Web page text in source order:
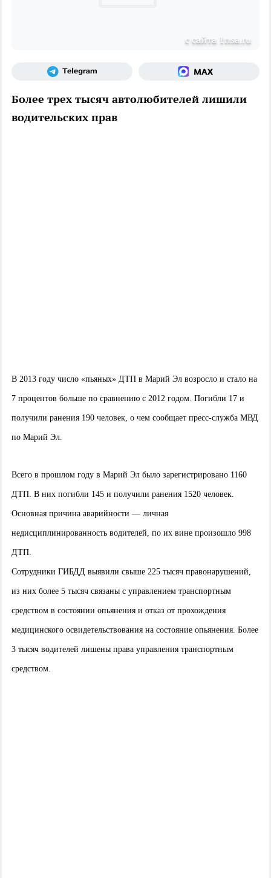
с сайта 1nsa.ru
Более трех тысяч автолюбителей лишили
водительских прав
В 2013 году число «пьяных» ДТП в Марий Эл возросло и стало на
7 процентов больше по сравнению с 2012 годом. Погибли 17 и
получили ранения 190 человек, о чем сообщает пресс-служба МВД
по Марий Эл.
Всего в прошлом году в Марий Эл было зарегистрировано 1160
ДТП. В них погибли 145 и получили ранения 1520 человек.
Основная причина аварийности — личная
недисциплинированность водителей, по их вине произошло 998
ДТП.
Сотрудники ГИБДД выявили свыше 225 тысяч правонарушений,
из них более 5 тысяч связаны с управлением транспортным
средством в состоянии опьянения и отказ от прохождения
медицинского освидетельствования на состояние опьянения. Более
3 тысяч водителей лишены права управления транспортным
средством.